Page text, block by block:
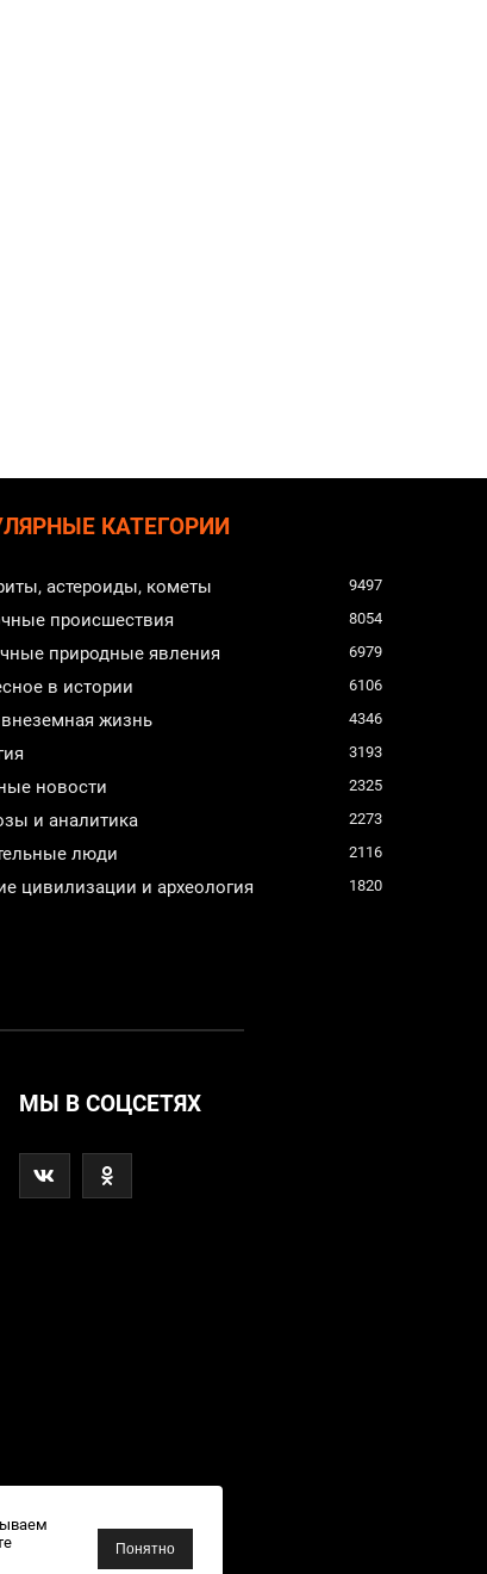
КАТЕГОРИИ
астероиды, кометы 9497
происшествия 8054
природные явления 6979
в истории 6106
жизнь 4346
3193
новости 2325
и аналитика 2273
люди 2116
цивилизации и археология 1820
МЫ В СОЦСЕТЯХ
Понятно